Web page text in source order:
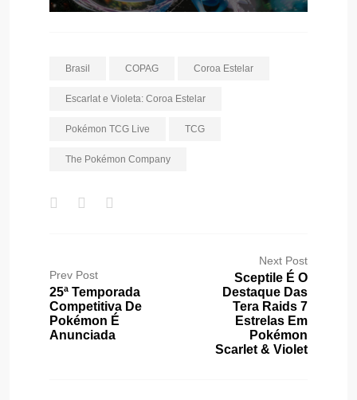
Brasil COPAG Coroa Estelar
Escarlat e Violeta: Coroa Estelar
Pokémon TCG Live TCG
The Pokémon Company
Prev Post
25ª Temporada
Competitiva De
Pokémon É
Anunciada
Next Post
Sceptile É O
Destaque Das
Tera Raids 7
Estrelas Em
Pokémon
Scarlet & Violet